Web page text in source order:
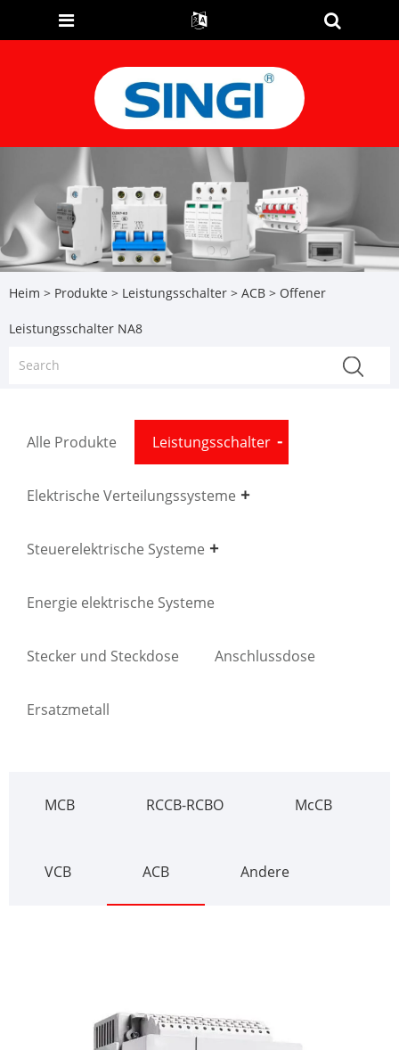
Heim > Produkte > Leistungsschalter > ACB > Offener
Leistungsschalter NA8
Alle Produkte Leistungsschalter
Elektrische Verteilungssysteme
Steuerelektrische Systeme
Energie elektrische Systeme
Stecker und Steckdose Anschlussdose
Ersatzmetall
MCB RCCB-RCBO McCB
VCB ACB Andere